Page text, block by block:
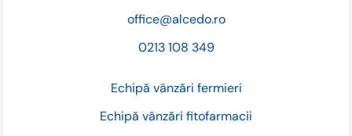
office@alcedo.ro
0213 108 349
Echipă vânzări fermieri
Echipă vânzări fitofarmacii